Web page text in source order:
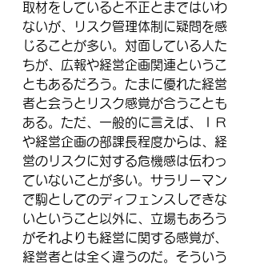
取材をしていると不正とまではいわ
ないが、リスク管理体制に疑問を感
じることが多い。対面している人た
ちが、広報や経営企画関連というこ
ともあるだろう。たまに優れた経営
者と会うとリスク感覚が合うことも
ある。ただ、一般的に言えば、ＩＲ
や経営企画の部課長程度からは、経
営のリスクに対する危機感は伝わっ
ていないことが多い。サラリーマン
で駒としてのディフェンスしできな
いということ以外に、立場もあろう
がそれよりも経営に関する感覚が、
経営者とは全く違うのだ。そういう